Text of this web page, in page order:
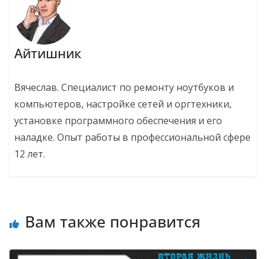
Айтишник
Вячеслав. Специалист по ремонту ноутбуков и
компьютеров, настройке сетей и оргтехники,
установке программного обеспечения и его
наладке. Опыт работы в профессиональной сфере
12 лет.
Вам также понравится